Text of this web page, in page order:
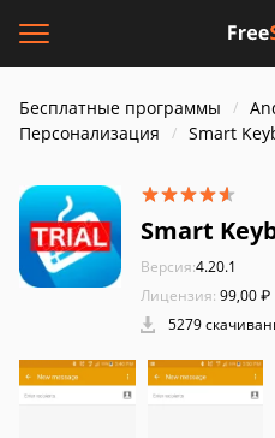
Бесплатные программы
Персонализация
Smart
Smart
Версия:4.20.1
Лицензия: 99,00 ₽
5279